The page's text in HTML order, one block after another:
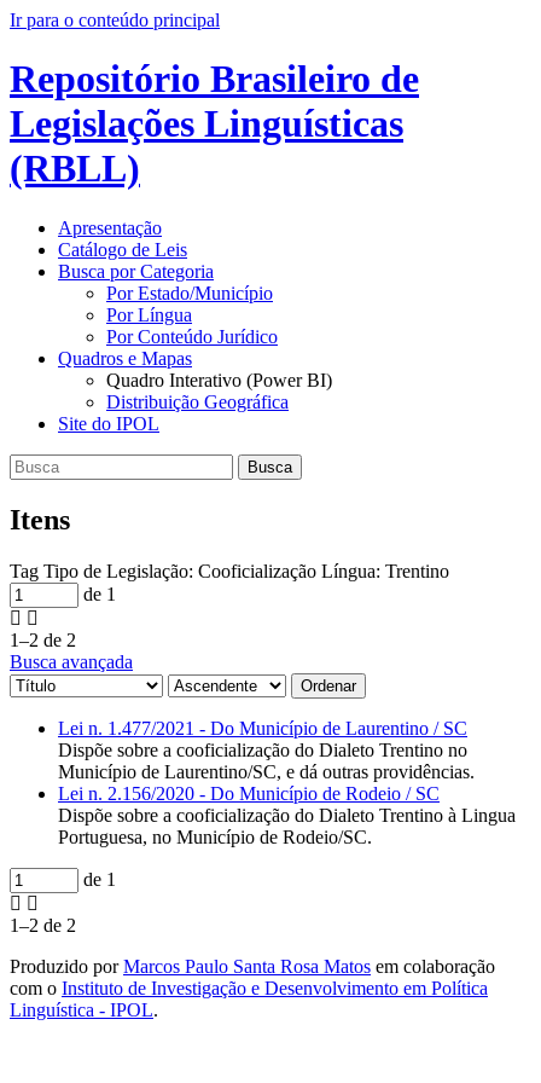
Ir para o conteúdo principal
Repositório Brasileiro de
Legislações Linguísticas
(RBLL)
Apresentação
Catálogo de Leis
Busca por Categoria
Por Estado/Município
Por Língua
Por Conteúdo Jurídico
Quadros e Mapas
Quadro Interativo (Power BI)
Distribuição Geográfica
Site do IPOL
Busca
Itens
Tag Tipo de Legislação: Cooficialização Língua: Trentino
de 1
1–2 de 2
Busca avançada
Ordenar
Lei n. 1.477/2021 - Do Município de Laurentino / SC
Dispõe sobre a cooficialização do Dialeto Trentino no
Município de Laurentino/SC, e dá outras providências.
Lei n. 2.156/2020 - Do Município de Rodeio / SC
Dispõe sobre a cooficialização do Dialeto Trentino à Lingua
Portuguesa, no Município de Rodeio/SC.
de 1
1–2 de 2
Produzido porMarcos Paulo Santa Rosa Matos em colaboração
com o Instituto de Investigação e Desenvolvimento em Política
Linguística - IPOL.